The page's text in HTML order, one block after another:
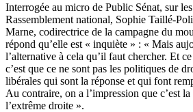
Interrogée au micro de Public Sénat, sur
Rassemblement national, Sophie Taillé-
Marne, codirectrice de la campagne du
répond qu’elle est « inquiète » : « Mais
l’alternative à cela qu’il faut chercher. Et
c’est que ce ne sont pas les politiques de
libérales qui sont la réponse et qui font
Au contraire, on a l’impression que c’est
l’extrême droite ».